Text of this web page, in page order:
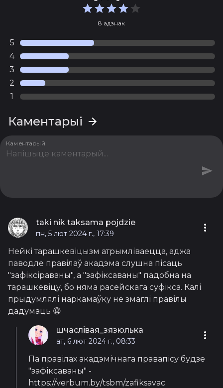
8 адзнак
5
4
3
2
1
Каментарыі
Каментарый
taki nik taksama pojdzie
пн, 5 лют 2024 г., 17:39
Нейкі тарашкевіцызм атрымліваецца, аджа
паводле правілаў акадэма слушна пісаць
"зафіксіраваны", а "зафіксаваны" падобна на
тарашкевіцу, бо няма расейскага суфікса. Калі
прыдумлялі наркамаўку не змаглі правілы
дадумаць 😩
шчаслівая_зязюлька
ат, 6 лют 2024 г., 08:33
Па правілах акадэмічнага правапісу будзе
"зафіксаваны" -
https://verbum.by/tsbm/zafiksavac